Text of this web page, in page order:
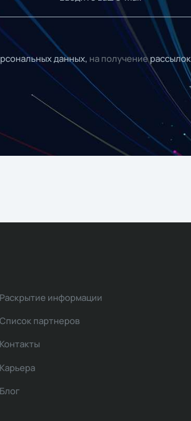
данных, на получениерассылок
Раскрытие информации
Список партнеров
Контакты
Карьера
Блог